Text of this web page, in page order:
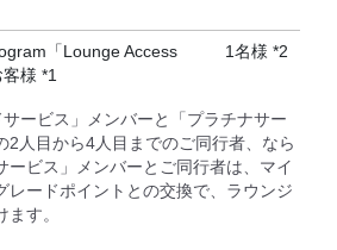
「Lounge Access
様 *1
1名様 *2
ービス」メンバーと「プラチナサー
2人目から4人目までのご同行者、なら
ービス」メンバーとご同行者は、マイ
レードポイントとの交換で、ラウンジ
す。